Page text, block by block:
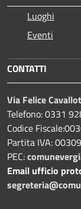
Luoghi
Eventi
CONTATTI
Via Felice
Telefono: 0331
Codice
Partita IVA:
PEC:
Email ufficio